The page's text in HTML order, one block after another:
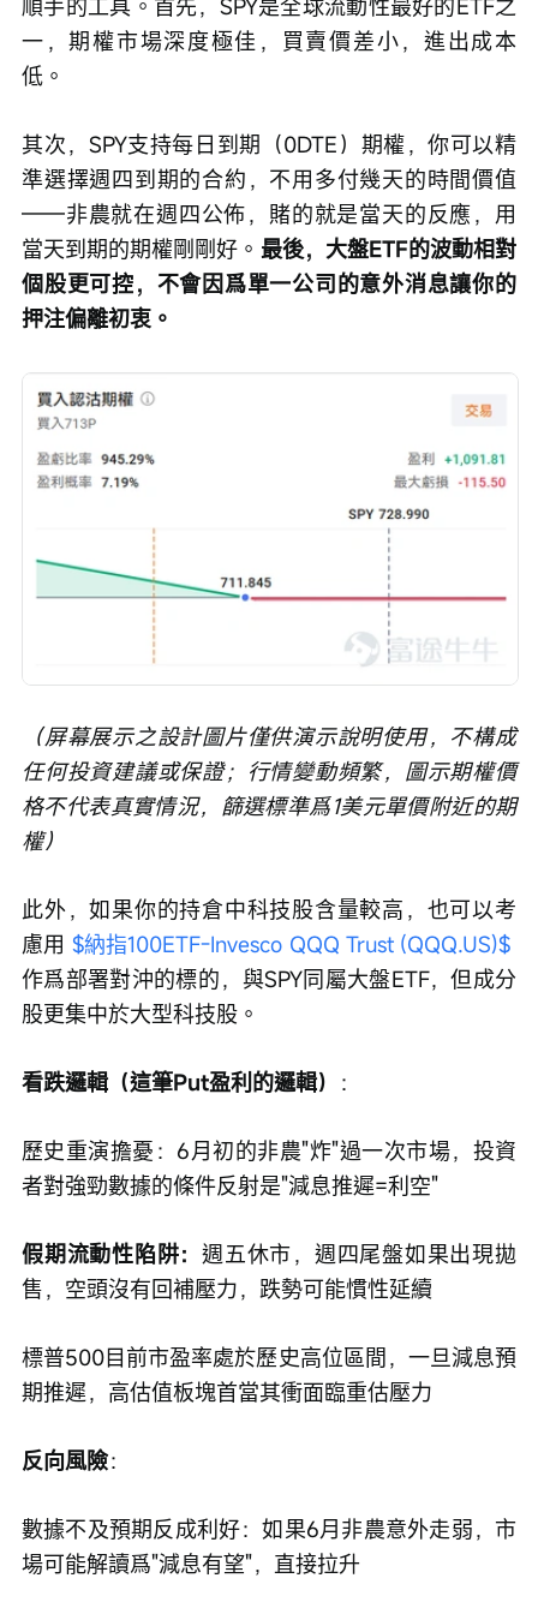
順手的工具。首先，SPY是全球流動性最好的ETF之
一，期權市場深度極佳，買賣價差小，進出成本
低。
其次，SPY支持每日到期（0DTE）期權，你可以精
準選擇週四到期的合約，不用多付幾天的時間價值
——非農就在週四公佈，賭的就是當天的反應，用
當天到期的期權剛剛好。 最後，大盤ETF的波動相對
個股更可控，不會因爲單一公司的意外消息讓你的
押注偏離初衷。
（屏幕展示之設計圖片僅供演示說明使用，不構成
任何投資建議或保證；行情變動頻繁，圖示期權價
格不代表真實情況，篩選標準爲1美元單價附近的期
權）
此外，如果你的持倉中科技股含量較高，也可以考
慮用 $納指100ETF-Invesco QQQ Trust (QQQ.US)$
作爲部署對沖的標的，與SPY同屬大盤ETF，但成分
股更集中於大型科技股。
看跌邏輯（這筆Put盈利的邏輯） ：
歷史重演擔憂：6月初的非農"炸"過一次市場，投資
者對強勁數據的條件反射是"減息推遲=利空"
假期流動性陷阱：週五休市，週四尾盤如果出現拋
售，空頭沒有回補壓力，跌勢可能慣性延續
標普500目前市盈率處於歷史高位區間，一旦減息預
期推遲，高估值板塊首當其衝面臨重估壓力
反向風險：
數據不及預期反成利好：如果6月非農意外走弱，市
場可能解讀爲"減息有望"，直接拉升